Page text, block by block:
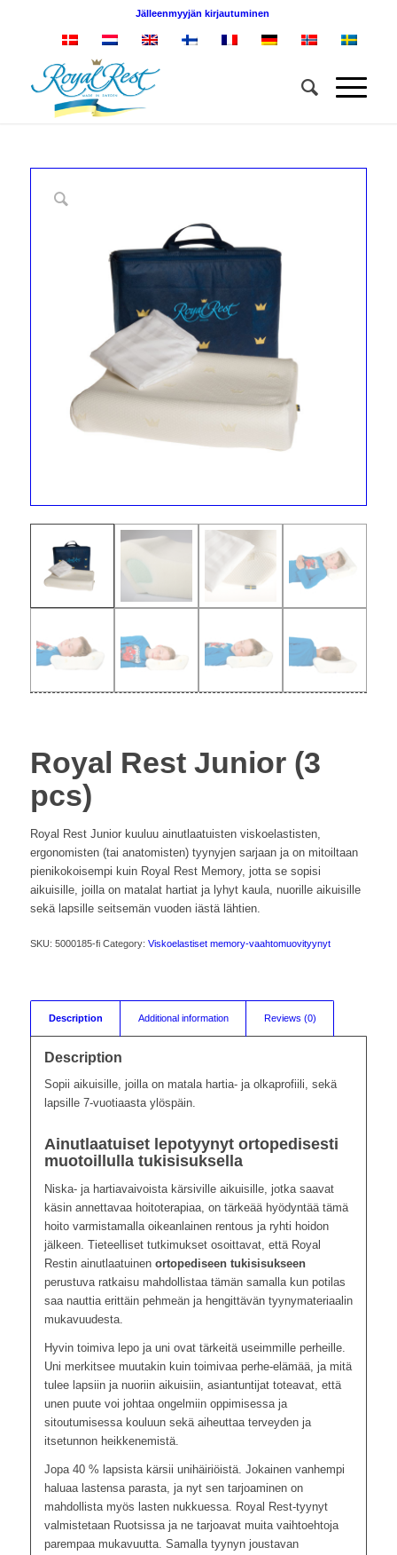
Jälleenmyyjän kirjautuminen
Royal Rest Junior (3
pcs)
Royal Rest Junior kuuluu ainutlaatuisten viskoelastisten,
ergonomisten (tai anatomisten) tyynyjen sarjaan ja on mitoiltaan
pienikokoisempi kuin Royal Rest Memory, jotta se sopisi
aikuisille, joilla on matalat hartiat ja lyhyt kaula, nuorille aikuisille
sekä lapsille seitsemän vuoden iästä lähtien.
SKU: 5000185-fi Category: Viskoelastiset memory-vaahtomuovityynyt
Description Additional information Reviews (0)
Description
Sopii aikuisille, joilla on matala hartia- ja olkaprofiili, sekä
lapsille 7-vuotiaasta ylöspäin.
Ainutlaatuiset lepotyynyt ortopedisesti
muotoillulla tukisisuksella
Niska- ja hartiavaivoista kärsiville aikuisille, jotka saavat
käsin annettavaa hoitoterapiaa, on tärkeää hyödyntää tämä
hoito varmistamalla oikeanlainen rentous ja ryhti hoidon
jälkeen. Tieteelliset tutkimukset osoittavat, että Royal
Restinainutlaatuinen ortopediseen tukisisukseen
perustuva ratkaisu mahdollistaa tämän samalla kun potilas
saa nauttia erittäin pehmeän ja hengittävän tyynymateriaalin
mukavuudesta.
Hyvin toimiva lepo ja uni ovat tärkeitä useimmille perheille.
Uni merkitsee muutakin kuin toimivaa perhe-elämää, ja mitä
tulee lapsiin ja nuoriin aikuisiin, asiantuntijat toteavat, että
unen puute voi johtaa ongelmiin oppimisessa ja
sitoutumisessa kouluun sekä aiheuttaa terveyden ja
itsetunnon heikkenemistä.
Jopa 40 % lapsista kärsii unihäiriöistä. Jokainen vanhempi
haluaa lastensa parasta, ja nyt sen tarjoaminen on
mahdollista myös lasten nukkuessa. Royal Rest-tyynyt
valmistetaan Ruotsissa ja ne tarjoavat muita vaihtoehtoja
parempaa mukavuutta. Samalla tyynyn joustavan